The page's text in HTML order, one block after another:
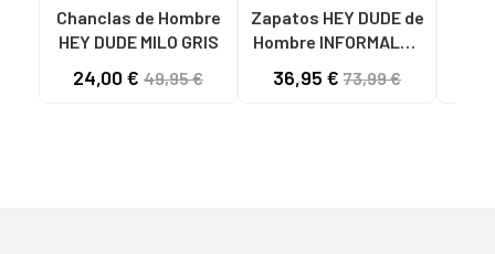
Chanclas de Hombre
HEY DUDE MILO GRIS
24,00 € 49,95 €
Zapatos HEY DUDE de
Hombre INFORMALES
CONWAY CRAFT LINEN
36,95 € 73,99 €